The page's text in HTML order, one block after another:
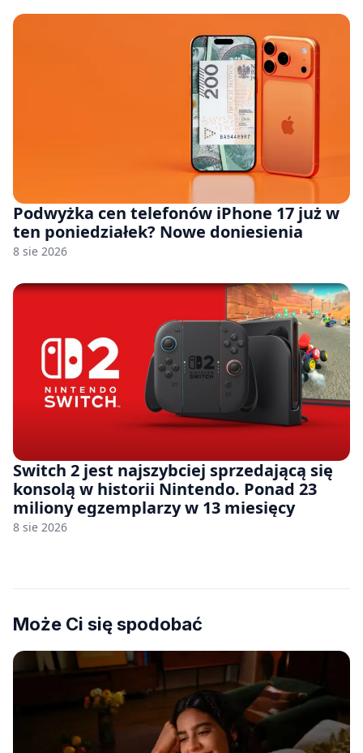
Podwyżka cen telefonów iPhone 17 już w
ten poniedziałek? Nowe doniesienia
8 sie 2026
Switch 2 jest najszybciej sprzedającą się
konsolą w historii Nintendo. Ponad 23
miliony egzemplarzy w 13 miesięcy
8 sie 2026
Może Ci się spodobać